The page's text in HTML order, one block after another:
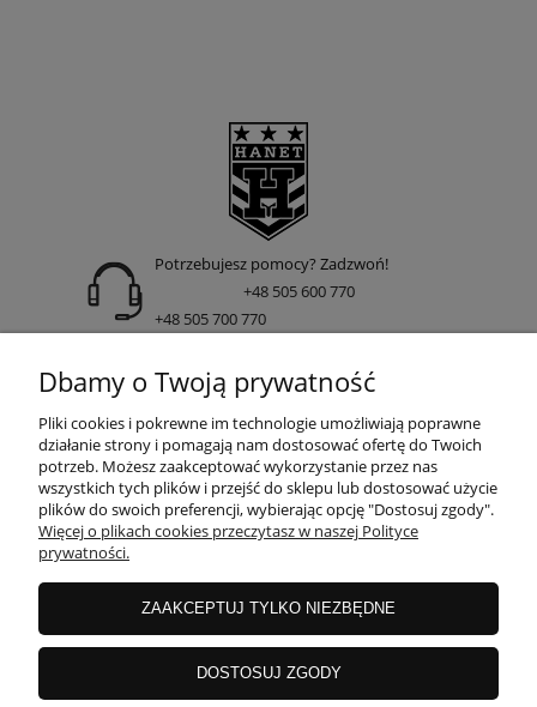
Potrzebujesz pomocy? Zadzwoń!
+48 505 600 770
+48 505 700 770
ul. Nakielska 266 85-391 Bydgoszcz
INFORMACJE
DOSTAWA I PŁATNOŚCI
GWARANCJE I ZWROTY
Dbamy o Twoją prywatność
Pliki cookies i pokrewne im technologie umożliwiają poprawne
działanie strony i pomagają nam dostosować ofertę do Twoich
potrzeb. Możesz zaakceptować wykorzystanie przez nas
wszystkich tych plików i przejść do sklepu lub dostosować użycie
plików do swoich preferencji, wybierając opcję "Dostosuj zgody".
Więcej o plikach cookies przeczytasz w naszej Polityce
prywatności.
ZAAKCEPTUJ TYLKO NIEZBĘDNE
DOSTOSUJ ZGODY